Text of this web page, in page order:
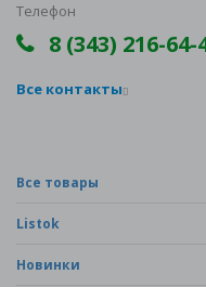
Телефон
8 (343) 216-64-
Все контакты
Все товары
Listok
Новинки